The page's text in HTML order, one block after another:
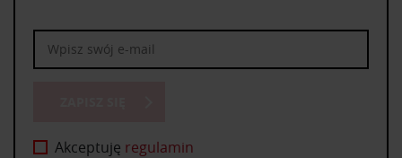
Akceptuję regulamin